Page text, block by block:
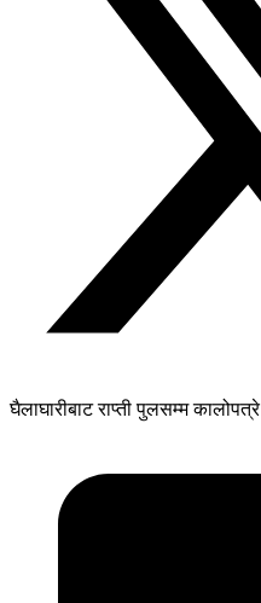
घैलाघारीबाट राप्ती पुलसम्म कालोपत्रे